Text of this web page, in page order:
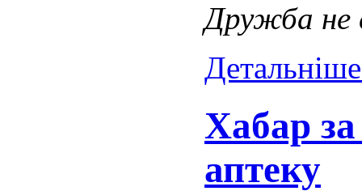
Дружба не
Хабар
аптеку